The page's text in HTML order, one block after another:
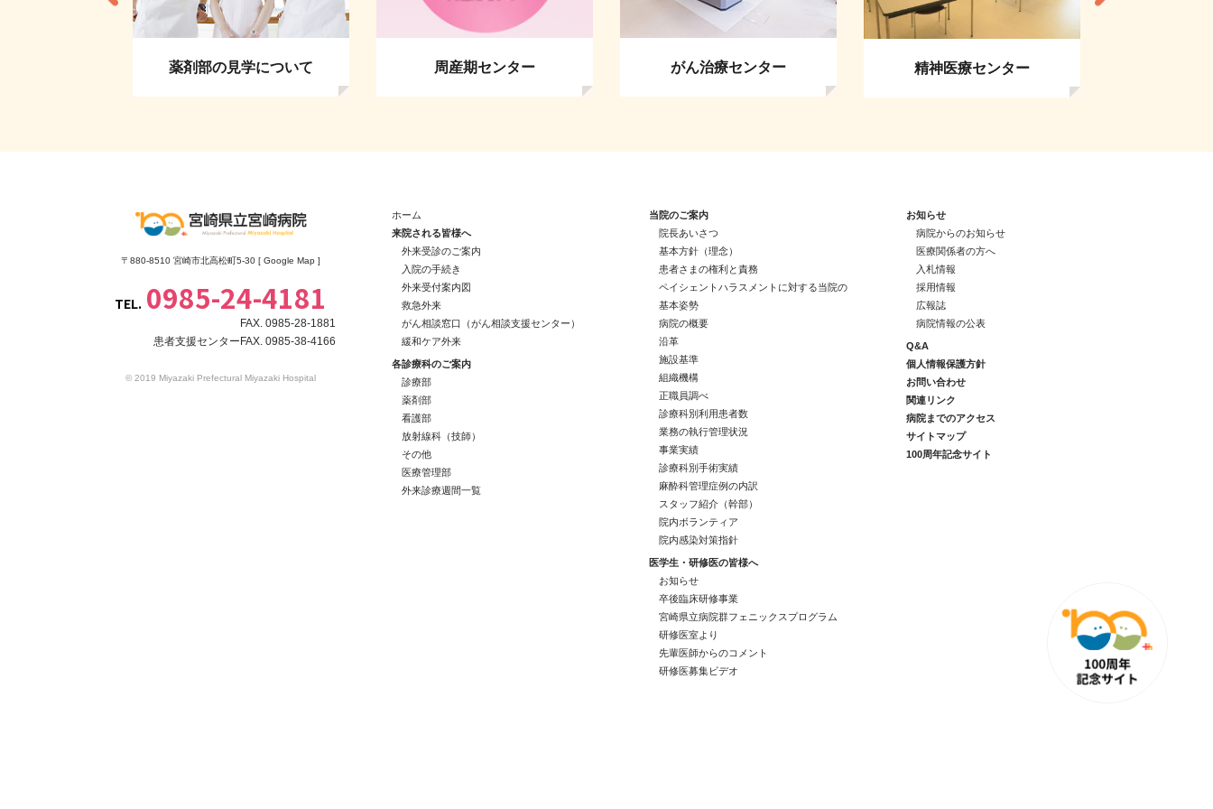
薬剤部の見学について 周産期センター がん治療センター 精神医療センター
〒880-8510 宮崎市北高松町5-30 [ Google Map ]
TEL. 0985-24-4181
FAX. 0985-28-1881
患者支援センターFAX. 0985-38-4166
© 2019 Miyazaki Prefectural Miyazaki Hospital
ホーム
来院される皆様へ
外来受診のご案内
入院の手続き
外来受付案内図
救急外来
がん相談窓口（がん相談支援センター）
緩和ケア外来
各診療科のご案内
診療部
薬剤部
看護部
放射線科（技師）
その他
医療管理部
外来診療週間一覧
当院のご案内
院長あいさつ
基本方針（理念）
患者さまの権利と責務
ペイシェントハラスメントに対する当院の
基本姿勢
病院の概要
沿革
施設基準
組織機構
正職員調べ
診療科別利用患者数
業務の執行管理状況
事業実績
診療科別手術実績
麻酔科管理症例の内訳
スタッフ紹介（幹部）
院内ボランティア
院内感染対策指針
医学生・研修医の皆様へ
お知らせ
卒後臨床研修事業
宮崎県立病院群フェニックスプログラム
研修医室より
先輩医師からのコメント
研修医募集ビデオ
お知らせ
病院からのお知らせ
医療関係者の方へ
入札情報
採用情報
広報誌
病院情報の公表
Q&A
個人情報保護方針
お問い合わせ
関連リンク
病院までのアクセス
サイトマップ
100周年記念サイト